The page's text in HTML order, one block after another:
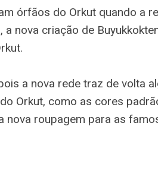
órfãos do Orkut quando a
nova criação de
a nova rede traz de volta
Orkut, como as cores
nova roupagem para as